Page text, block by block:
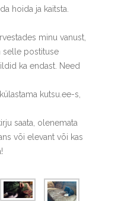
hoida ja kaitsta.
minu vanust,
selle postituse
ka endast. Need
kutsu.ee-s,
saata, olenemata
või elevant või kas